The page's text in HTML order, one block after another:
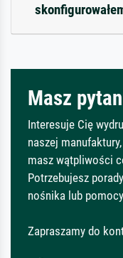
Masz
Interesuje Cię
naszej
masz wątpliwości
Potrzebujesz
nośnika lub
Zapraszamy do